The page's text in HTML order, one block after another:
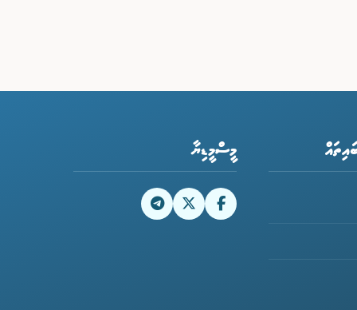
މީސްމީޑިޔާ